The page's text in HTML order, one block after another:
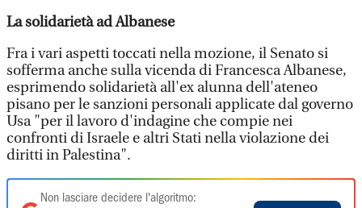
La solidarietà ad Albanese
Fra i vari aspetti toccati nella mozione, il Senato si
sofferma anche sulla vicenda di Francesca Albanese,
esprimendo solidarietà all'ex alunna dell'ateneo
pisano per le sanzioni personali applicate dal governo
Usa "per il lavoro d'indagine che compie nei
confronti di Israele e altri Stati nella violazione dei
diritti in Palestina".
Non lasciare decidere l'algoritmo: